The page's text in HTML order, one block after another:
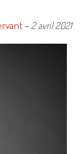
- 2 avril 2021